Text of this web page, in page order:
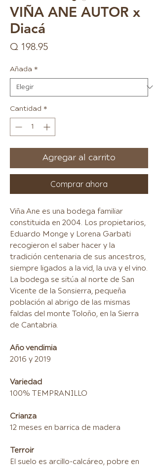
VIÑA ANE AUTOR x
Diacá
Q 198.95Precio
Añada *
Cantidad *
Agregar al carrito
Comprar ahora
Viña Ane es una bodega familiar
constituida en 2004. Los propietarios,
Eduardo Monge y Lorena Garbati
recogieron el saber hacer y la
tradición centenaria de sus ancestros,
siempre ligados a la vid, la uva y el vino.
La bodega se sitúa al norte de San
Vicente de la Sonsierra, pequeña
población al abrigo de las mismas
faldas del monte Toloño, en la Sierra
de Cantabria.
Año vendimia
2016 y 2019
Variedad
100% TEMPRANILLO
Crianza
12 meses en barrica de madera
Terroir
El suelo es arcillo-calcáreo, pobre en